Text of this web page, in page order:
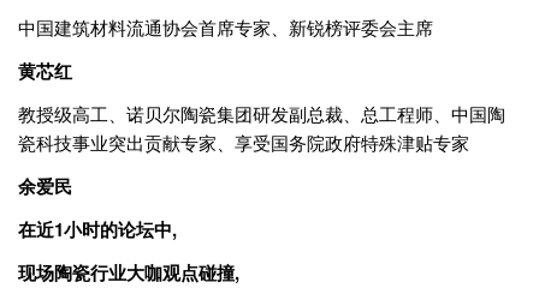
中国建筑材料流通协会首席专家、新锐榜评委会主席
黄芯红
教授级高工、诺贝尔陶瓷集团研发副总裁、总工程师、中国陶
瓷科技事业突出贡献专家、享受国务院政府特殊津贴专家
余爱民
在近1小时的论坛中,
现场陶瓷行业大咖观点碰撞,